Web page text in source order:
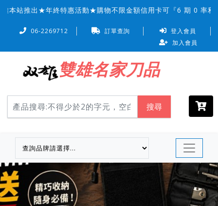
推出★年終特惠活動★購物不限金額信用卡可『6 期 0 率利』
06-2269712 訂單查詢
登入會員
加入會員
雙雄名家刀品
搜尋